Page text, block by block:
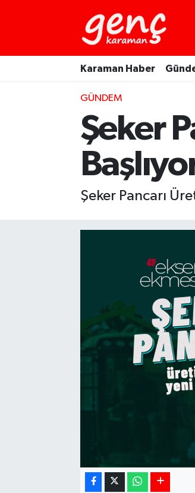
Karaman Haber
GÜNDEM
Şeker
Şeker Pancarı